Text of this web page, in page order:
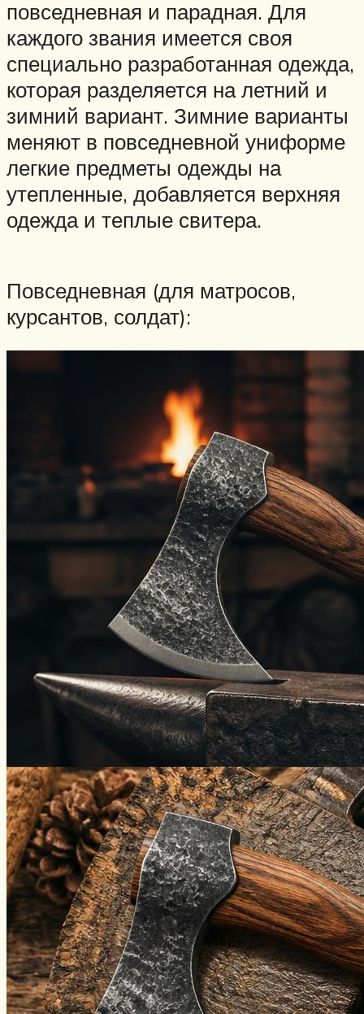
повседневная и парадная. Для
каждого звания имеется своя
специально разработанная одежда,
которая разделяется на летний и
зимний вариант. Зимние варианты
меняют в повседневной униформе
легкие предметы одежды на
утепленные, добавляется верхняя
одежда и теплые свитера.
Повседневная (для матросов,
курсантов, солдат):